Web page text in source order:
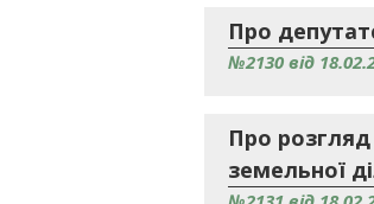
Про
№2130 від
Про
земельної